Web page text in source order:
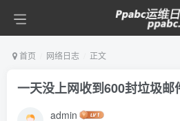
首页 网络日志 正文
一天没上网收到600封垃圾邮
admin